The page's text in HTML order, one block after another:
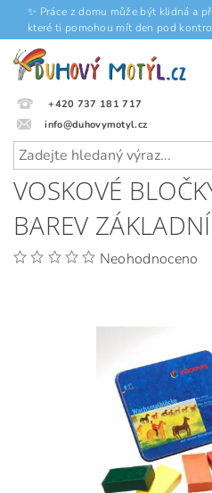
✨ Práce z domu může být klidná a
které ti pomohou mít den pod
+420 737 181 717
info@duhovymotyl.cz
VOSKOVÉ
BAREV ZÁKLADNÍ
Neohodnoceno